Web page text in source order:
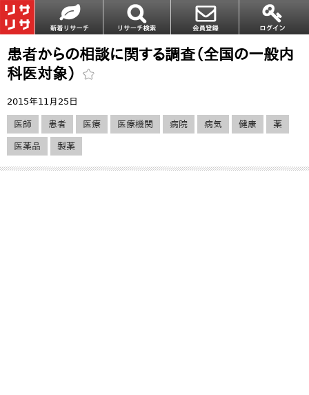
患者からの相談に関する調査（全国の一般内
科医対象）
2015年11月25日
医師 患者 医療 医療機関 病院 病気 健康 薬
医薬品 製薬